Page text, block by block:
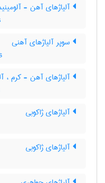
آلیاژهای آهن -
سوپر آلیاژهای آهنی
آلیاژهای آهن - کرم ،
آلیاژهای ژاکوبی
آلیاژهای ژاکوبی